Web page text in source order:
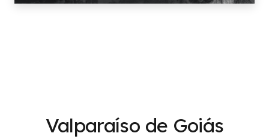
Valparaíso de Goiás